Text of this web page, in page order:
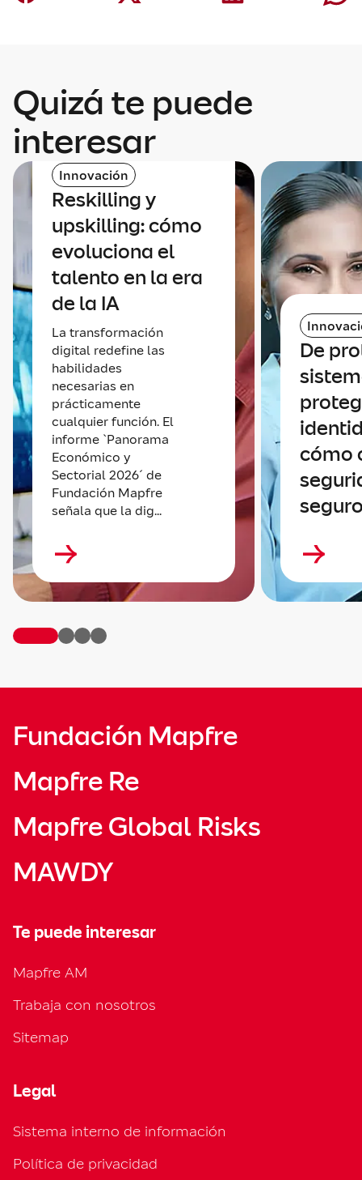
Quizá te puede
interesar
Innovación
Reskilling y
upskilling: cómo
evoluciona el
talento en la era
de la IA
La transformación
digital redefine las
habilidades
necesarias en
prácticamente
cualquier función. El
informe `Panorama
Económico y
Sectorial 2026´ de
Fundación Mapfre
señala que la dig...
De
cómo
Fundación Mapfre
Mapfre Re
Mapfre Global Risks
MAWDY
Te puede interesar
Mapfre AM
Trabaja con nosotros
Sitemap
Legal
Sistema interno de información
Política de privacidad